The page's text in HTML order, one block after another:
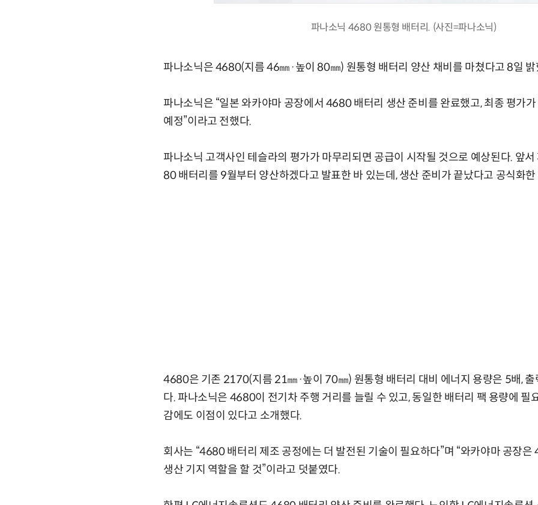
파나소닉 4680 원통형 배터리. (사진=파나소닉)
파나소닉은 4680(지름 46㎜·높이 80㎜) 원통형 배터리 양산 채비를 마쳤다고 8일 밝
파나소닉은 “일본 와카야마 공장에서 4680 배터리 생산 준비를 완료했고, 최종 평가
예정”이라고 전했다.
파나소닉 고객사인 테슬라의 평가가 마무리되면 공급이 시작될 것으로 예상된다. 앞
80 배터리를 9월부터 양산하겠다고 발표한 바 있는데, 생산 준비가 끝났다고 공식화한
4680은 기존 2170(지름 21㎜·높이 70㎜) 원통형 배터리 대비 에너지 용량은 5배, 출
다. 파나소닉은 4680이 전기차 주행 거리를 늘릴 수 있고, 동일한 배터리 팩 용량에 필
감에도 이점이 있다고 소개했다.
회사는 “4680 배터리 제조 공정에는 더 발전된 기술이 필요하다”며 “와카야마 공장
생산 기지 역할을 할 것”이라고 덧붙였다.